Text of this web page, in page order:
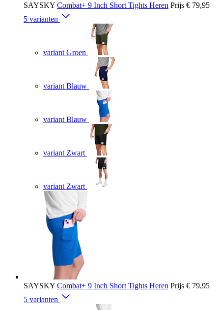
SAYSKY Combat+ 9 Inch Short Tights Heren Prijs € 79,95
5 varianten
variant Groen
variant Blauw
variant Blauw
variant Zwart
variant Zwart
SAYSKY Combat+ 9 Inch Short Tights Heren Prijs € 79,95
5 varianten